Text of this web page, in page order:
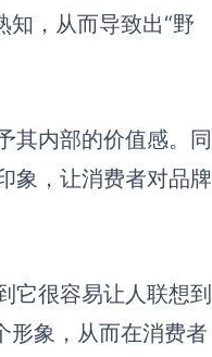
知，从而导致出“野
其内部的价值感。同
象，让消费者对品牌
很容易让人联想到
形象，从而在消费者